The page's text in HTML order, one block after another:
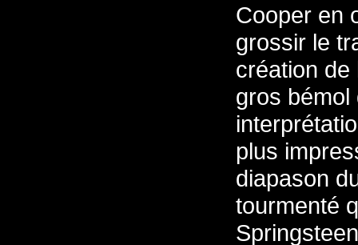
Cooper en
grossir le
création de
gros bémol
plus
diapason
tourmenté